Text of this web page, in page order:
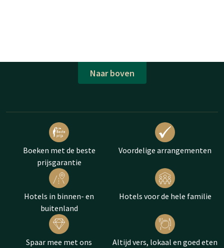
Naar boven
Boeken met de beste
prijsgarantie
Voordelige arrangementen
Hotels in binnen- en
buitenland
Hotels voor de hele familie
Spaar mee met ons
Altijd vers, lokaal en goed eten